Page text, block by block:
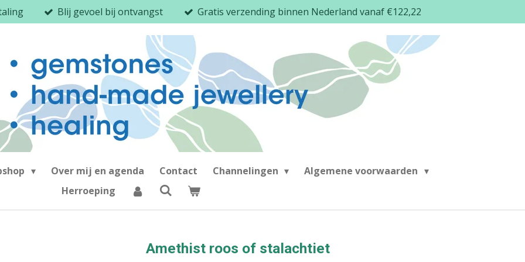
Blij gevoel bij ontvangst Gratis verzending binnen Nederland vanaf €122,22
Over mij en agenda Contact Channelingen
Algemene voorwaarden
Herroeping
Amethist roos of stalachtiet